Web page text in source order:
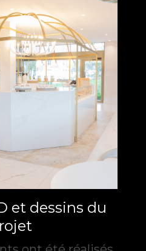
et dessins du